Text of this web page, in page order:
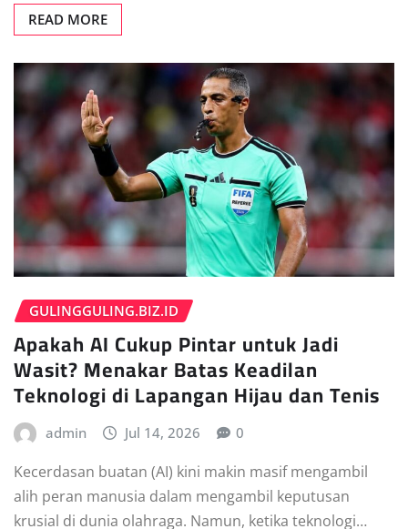
READ MORE
GULINGGULING.BIZ.ID
Apakah AI Cukup Pintar untuk Jadi
Wasit? Menakar Batas Keadilan
Teknologi di Lapangan Hijau dan Tenis
admin Jul 14, 2026 0
Kecerdasan buatan (AI) kini makin masif mengambil
alih peran manusia dalam mengambil keputusan
krusial di dunia olahraga. Namun, ketika teknologi…